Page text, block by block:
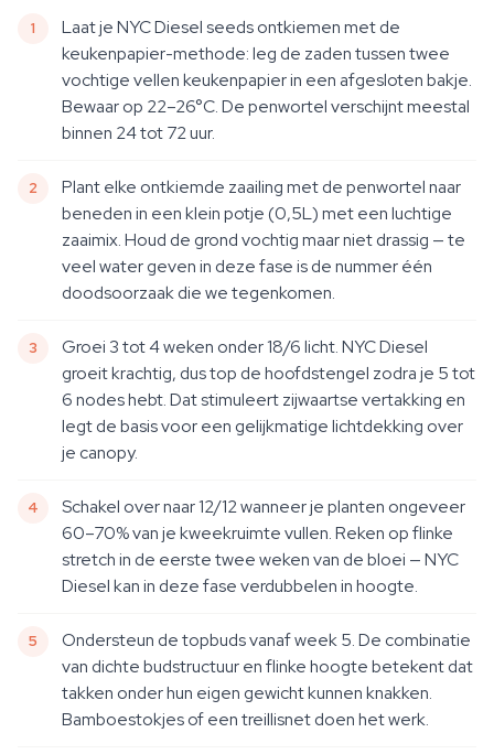
Laat je NYC Diesel seeds ontkiemen met de
keukenpapier-methode: leg de zaden tussen twee
vochtige vellen keukenpapier in een afgesloten bakje.
Bewaar op 22–26°C. De penwortel verschijnt meestal
binnen 24 tot 72 uur.
Plant elke ontkiemde zaailing met de penwortel naar
beneden in een klein potje (0,5L) met een luchtige
zaaimix. Houd de grond vochtig maar niet drassig — te
veel water geven in deze fase is de nummer één
doodsoorzaak die we tegenkomen.
Groei 3 tot 4 weken onder 18/6 licht. NYC Diesel
groeit krachtig, dus top de hoofdstengel zodra je 5 tot
6 nodes hebt. Dat stimuleert zijwaartse vertakking en
legt de basis voor een gelijkmatige lichtdekking over
je canopy.
Schakel over naar 12/12 wanneer je planten ongeveer
60–70% van je kweekruimte vullen. Reken op flinke
stretch in de eerste twee weken van de bloei — NYC
Diesel kan in deze fase verdubbelen in hoogte.
Ondersteun de topbuds vanaf week 5. De combinatie
van dichte budstructuur en flinke hoogte betekent dat
takken onder hun eigen gewicht kunnen knakken.
Bamboestokjes of een treillisnet doen het werk.